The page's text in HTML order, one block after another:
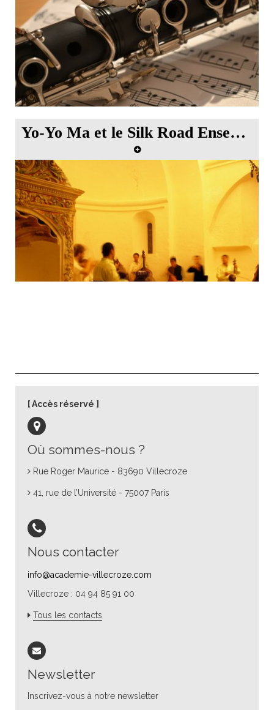
Yo-Yo Ma et le Silk Road Ensemble
Séjour d’étude avec Yo-Yo Ma et le Silk Road
Où sommes-nous ?
Rue Roger Maurice - 83690 Villecroze
41, rue de l’Université - 75007 Paris
Nous contacter
info@academie-villecroze.com
Villecroze : 04 94 85 91 00
Tous les contacts
Newsletter
Inscrivez-vous à notre newsletter
Accès réservé